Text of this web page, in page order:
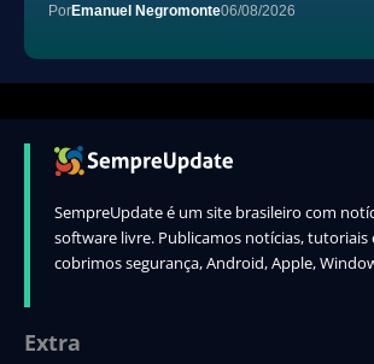
PorEmanuel Negromonte06/08/2026
SempreUpdate é um site brasileiro com
software livre. Publicamos notícias, tutoriais
cobrimos segurança, Android, Apple,
Extra